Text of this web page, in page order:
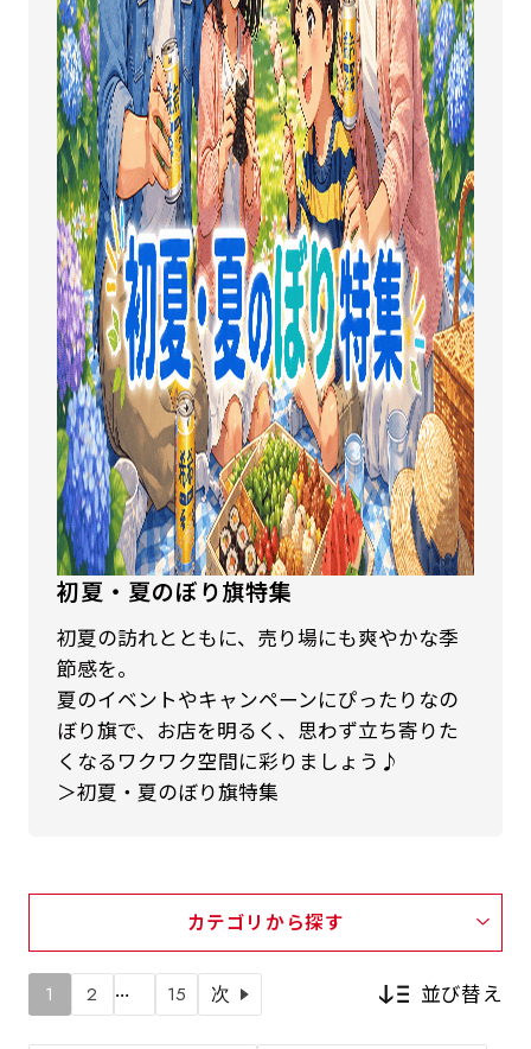
初夏・夏のぼり旗特集
初夏の訪れとともに、売り場にも爽やかな季
節感を。
夏のイベントやキャンペーンにぴったりなの
ぼり旗で、お店を明るく、思わず立ち寄りた
くなるワクワク空間に彩りましょう♪
＞初夏・夏のぼり旗特集
カテゴリから探す
1 2 … 15 次 並び替え